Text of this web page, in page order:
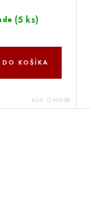
(5 ks)
DO KOŠÍKA
Kód: G650-BK